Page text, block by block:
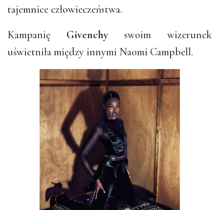
tajemnice człowieczeństwa.
Kampanię Givenchy swoim wizerunek
uświetniła między innymi Naomi Campbell.